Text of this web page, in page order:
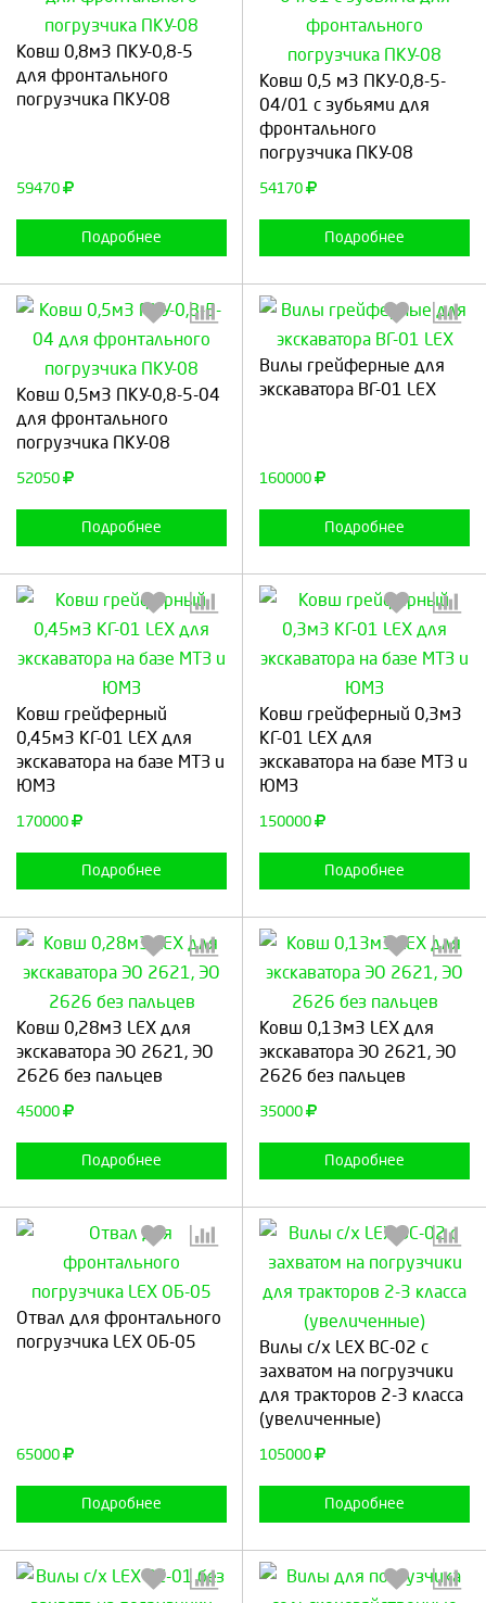
Ковш 0,8м3 ПКУ-0,8-5
для фронтального
погрузчика ПКУ-08
59470
Подробнее
Выберите количество:
Ковш 0,5 м3 ПКУ-0,8-5-
04/01 с зубьями для
фронтального
погрузчика ПКУ-08
54170
Подробнее
Выберите количество:
Продолжить Отмена
Ковш 0,5м3 ПКУ-0,8-5-04
для фронтального
погрузчика ПКУ-08
52050
Подробнее
Выберите количество:
Продолжить
Вилы грейферные для
экскаватора ВГ-01 LEX
160000
Подробнее
Выберите количество:
Продолжить
Ковш грейферный
0,45м3 КГ-01 LEX для
экскаватора на базе МТЗ и
ЮМЗ
170000
Подробнее
Выберите количество:
Продолжить
Ковш грейферный 0,3м3
КГ-01 LEX для
экскаватора на базе МТЗ и
ЮМЗ
150000
Подробнее
Выберите количество:
Продолжить
Ковш 0,28м3 LEX для
экскаватора ЭО 2621, ЭО
2626 без пальцев
45000
Подробнее
Выберите количество:
Продолжить
Ковш 0,13м3 LEX для
экскаватора ЭО 2621, ЭО
2626 без пальцев
35000
Подробнее
Выберите количество:
Продолжить
Отвал для фронтального
погрузчика LEX ОБ-05
65000
Подробнее
Выберите количество:
Вилы с/х LEX ВС-02 с
захватом на погрузчики
для тракторов 2-3 класса
(увеличенные)
105000
Подробнее
Выберите количество:
Продолжить